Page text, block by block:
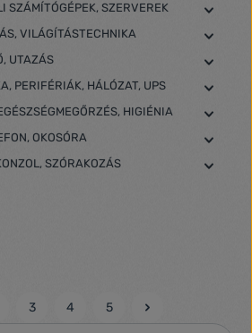
SZÁMÍTÓGÉPEK, SZERVEREK
VILÁGÍTÁSTECHNIKA
UTAZÁS
PERIFÉRIÁK, HÁLÓZAT, UPS
HIGIÉNIA
OKOSÓRA
SZÓRAKOZÁS
Oldal
3
Oldal
4
Oldal
5